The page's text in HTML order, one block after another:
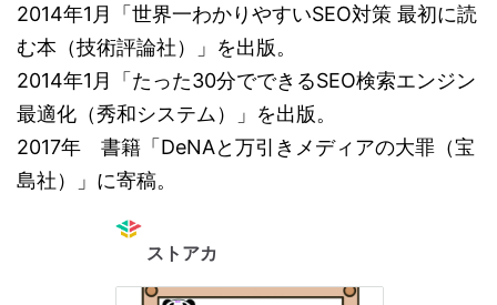
2014年1月「世界一わかりやすいSEO対策 最初に読
む本（技術評論社）」を出版。
2014年1月「たった30分でできるSEO検索エンジン
最適化（秀和システム）」を出版。
2017年 書籍「DeNAと万引きメディアの大罪（宝
島社）」に寄稿。
ストアカ